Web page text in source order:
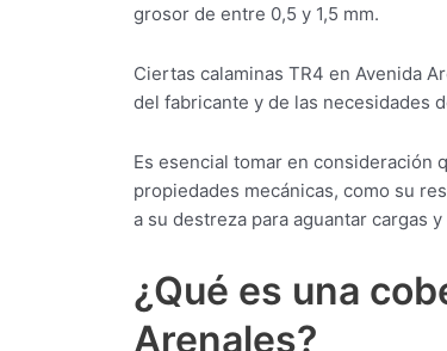
grosor de entre 0,5 y 1,5 mm.
Ciertas calaminas TR4 en Avenida
del fabricante y de las necesidades
Es esencial tomar en consideración
propiedades mecánicas, como su
a su destreza para aguantar cargas
¿Qué es una
Arenales?